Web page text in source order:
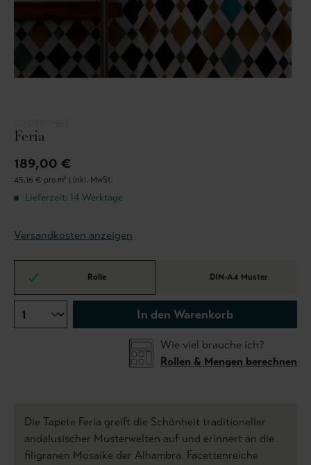
Feria
189,00 €
45,16 € pro m² | inkl. MwSt.
Lieferzeit: 14 Werktage
Versandkosten anzeigen
Rolle DIN-A4 Muster
In den Warenkorb
Wie viel brauche ich?
Rollen & Mengen berechnen
Die Tapete Feria greift die Schönheit traditioneller
andalusischer Musterwelten auf und erinnert an die
filigranen Mosaike der Alhambra. Facettenreiche